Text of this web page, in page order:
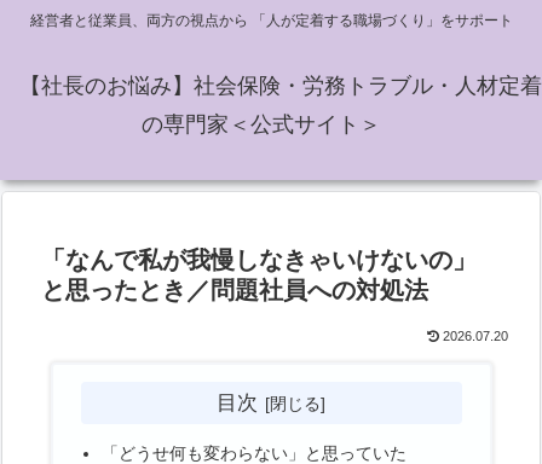
経営者と従業員、両方の視点から 「人が定着する職場づくり」をサポート
【社長のお悩み】社会保険・労務トラブル・人材定着
の専門家＜公式サイト＞
「なんで私が我慢しなきゃいけないの」
と思ったとき／問題社員への対処法
2026.07.20
目次
「どうせ何も変わらない」と思っていた